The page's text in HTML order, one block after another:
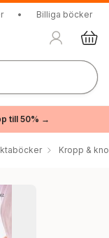
• Billiga böcker
till 50% →
Kropp &